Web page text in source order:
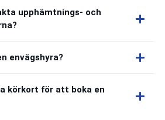
upphämtnings- och
envägshyra?
körkort för att boka en